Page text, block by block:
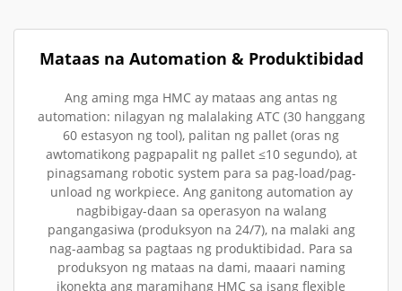
Mataas na Automation & Produktibidad
Ang aming mga HMC ay mataas ang antas ng
automation: nilagyan ng malalaking ATC (30 hanggang
60 estasyon ng tool), palitan ng pallet (oras ng
awtomatikong pagpapalit ng pallet ≤10 segundo), at
pinagsamang robotic system para sa pag-load/pag-
unload ng workpiece. Ang ganitong automation ay
nagbibigay-daan sa operasyon na walang
pangangasiwa (produksyon na 24/7), na malaki ang
nag-aambag sa pagtaas ng produktibidad. Para sa
produksyon ng mataas na dami, maaari naming
ikonekta ang maramihang HMC sa isang flexible